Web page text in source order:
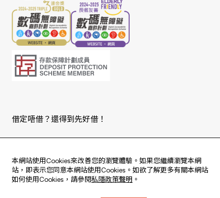
本網站使用Cookies來改善您的瀏覽體驗。如果您繼續瀏覽本網
站，即表示您同意本網站使用Cookies。如欲了解更多有關本網站
如何使用Cookies，請參閱私隱政策聲明 。
借定唔借？還得到先好借！